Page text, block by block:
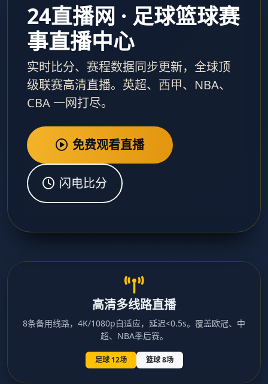
24直播网 · 足球篮球赛
事直播中心
实时比分、赛程数据同步更新，全球顶
级联赛高清直播。英超、西甲、NBA、
CBA 一网打尽。
免费观看直播
闪电比分
高清多线路直播
8条备用线路，4K/1080p自适应，延迟<0.5s。覆盖欧冠、中
超、NBA季后赛。
足球 12场 篮球 8场